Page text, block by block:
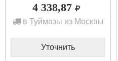
4 338,87
в Туймазы из Москвы
Уточнить